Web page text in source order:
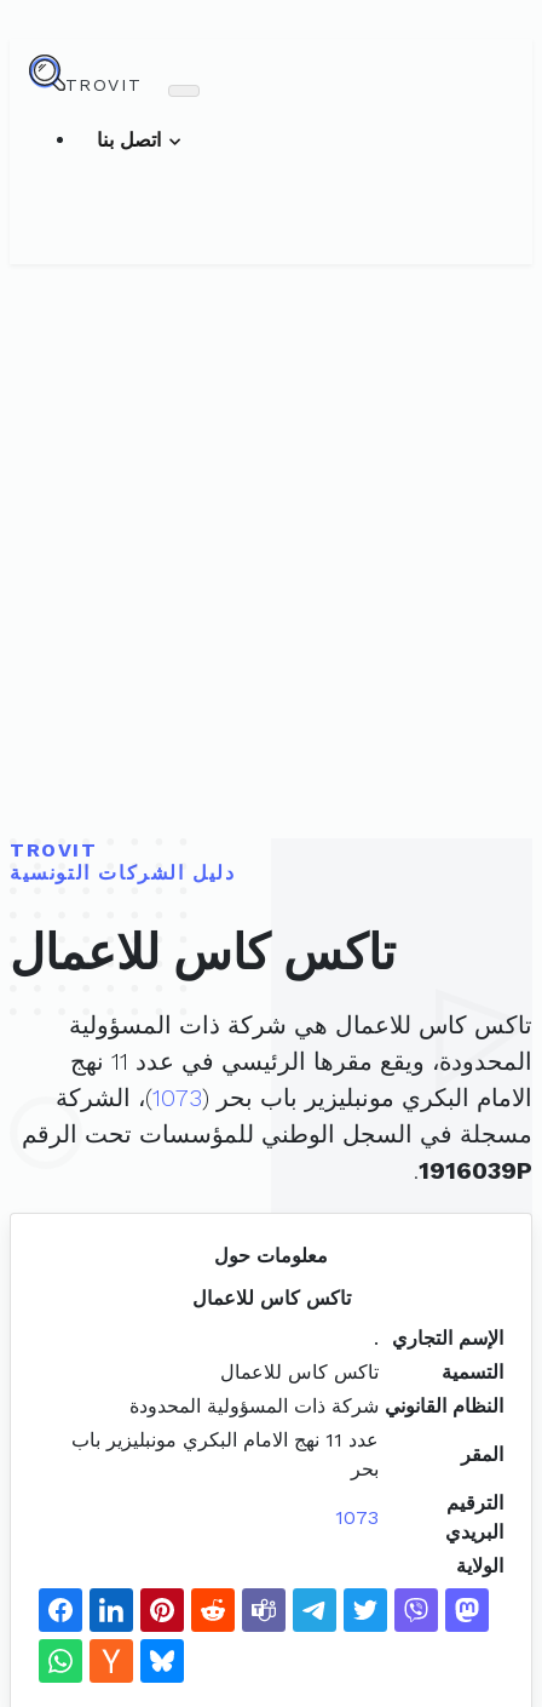
TROVIT
TROVIT
دليل الشركات التونسية
تاكس كاس للاعمال
تاكس كاس للاعمال هي شركة ذات المسؤولية
المحدودة، ويقع مقرها الرئيسي في عدد 11 نهج
الامام البكري مونبليزير باب بحر (1073)، الشركة
مسجلة في السجل الوطني للمؤسسات تحت الرقم
1916039P
.
معلومات حول
تاكس كاس للاعمال
الإسم التجاري
.
التسمية
تاكس كاس للاعمال
النظام القانوني شركة ذات المسؤولية المحدودة
المقر
عدد 11 نهج الامام البكري مونبليزير باب
بحر
الترقيم
البريدي
1073
الولاية